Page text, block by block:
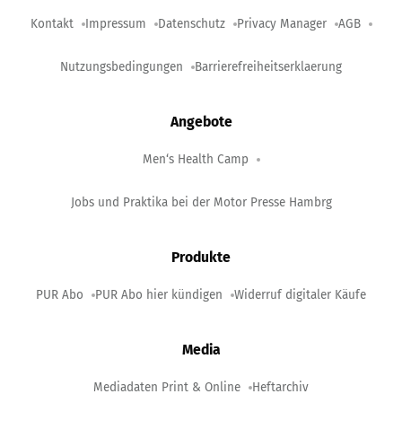
Kontakt Impressum Datenschutz Privacy Manager AGB
Nutzungsbedingungen Barrierefreiheitserklaerung
Angebote
Men‘s Health Camp
Jobs und Praktika bei der Motor Presse Hambrg
Produkte
PUR Abo PUR Abo hier kündigen Widerruf digitaler Käufe
Media
Mediadaten Print & Online Heftarchiv